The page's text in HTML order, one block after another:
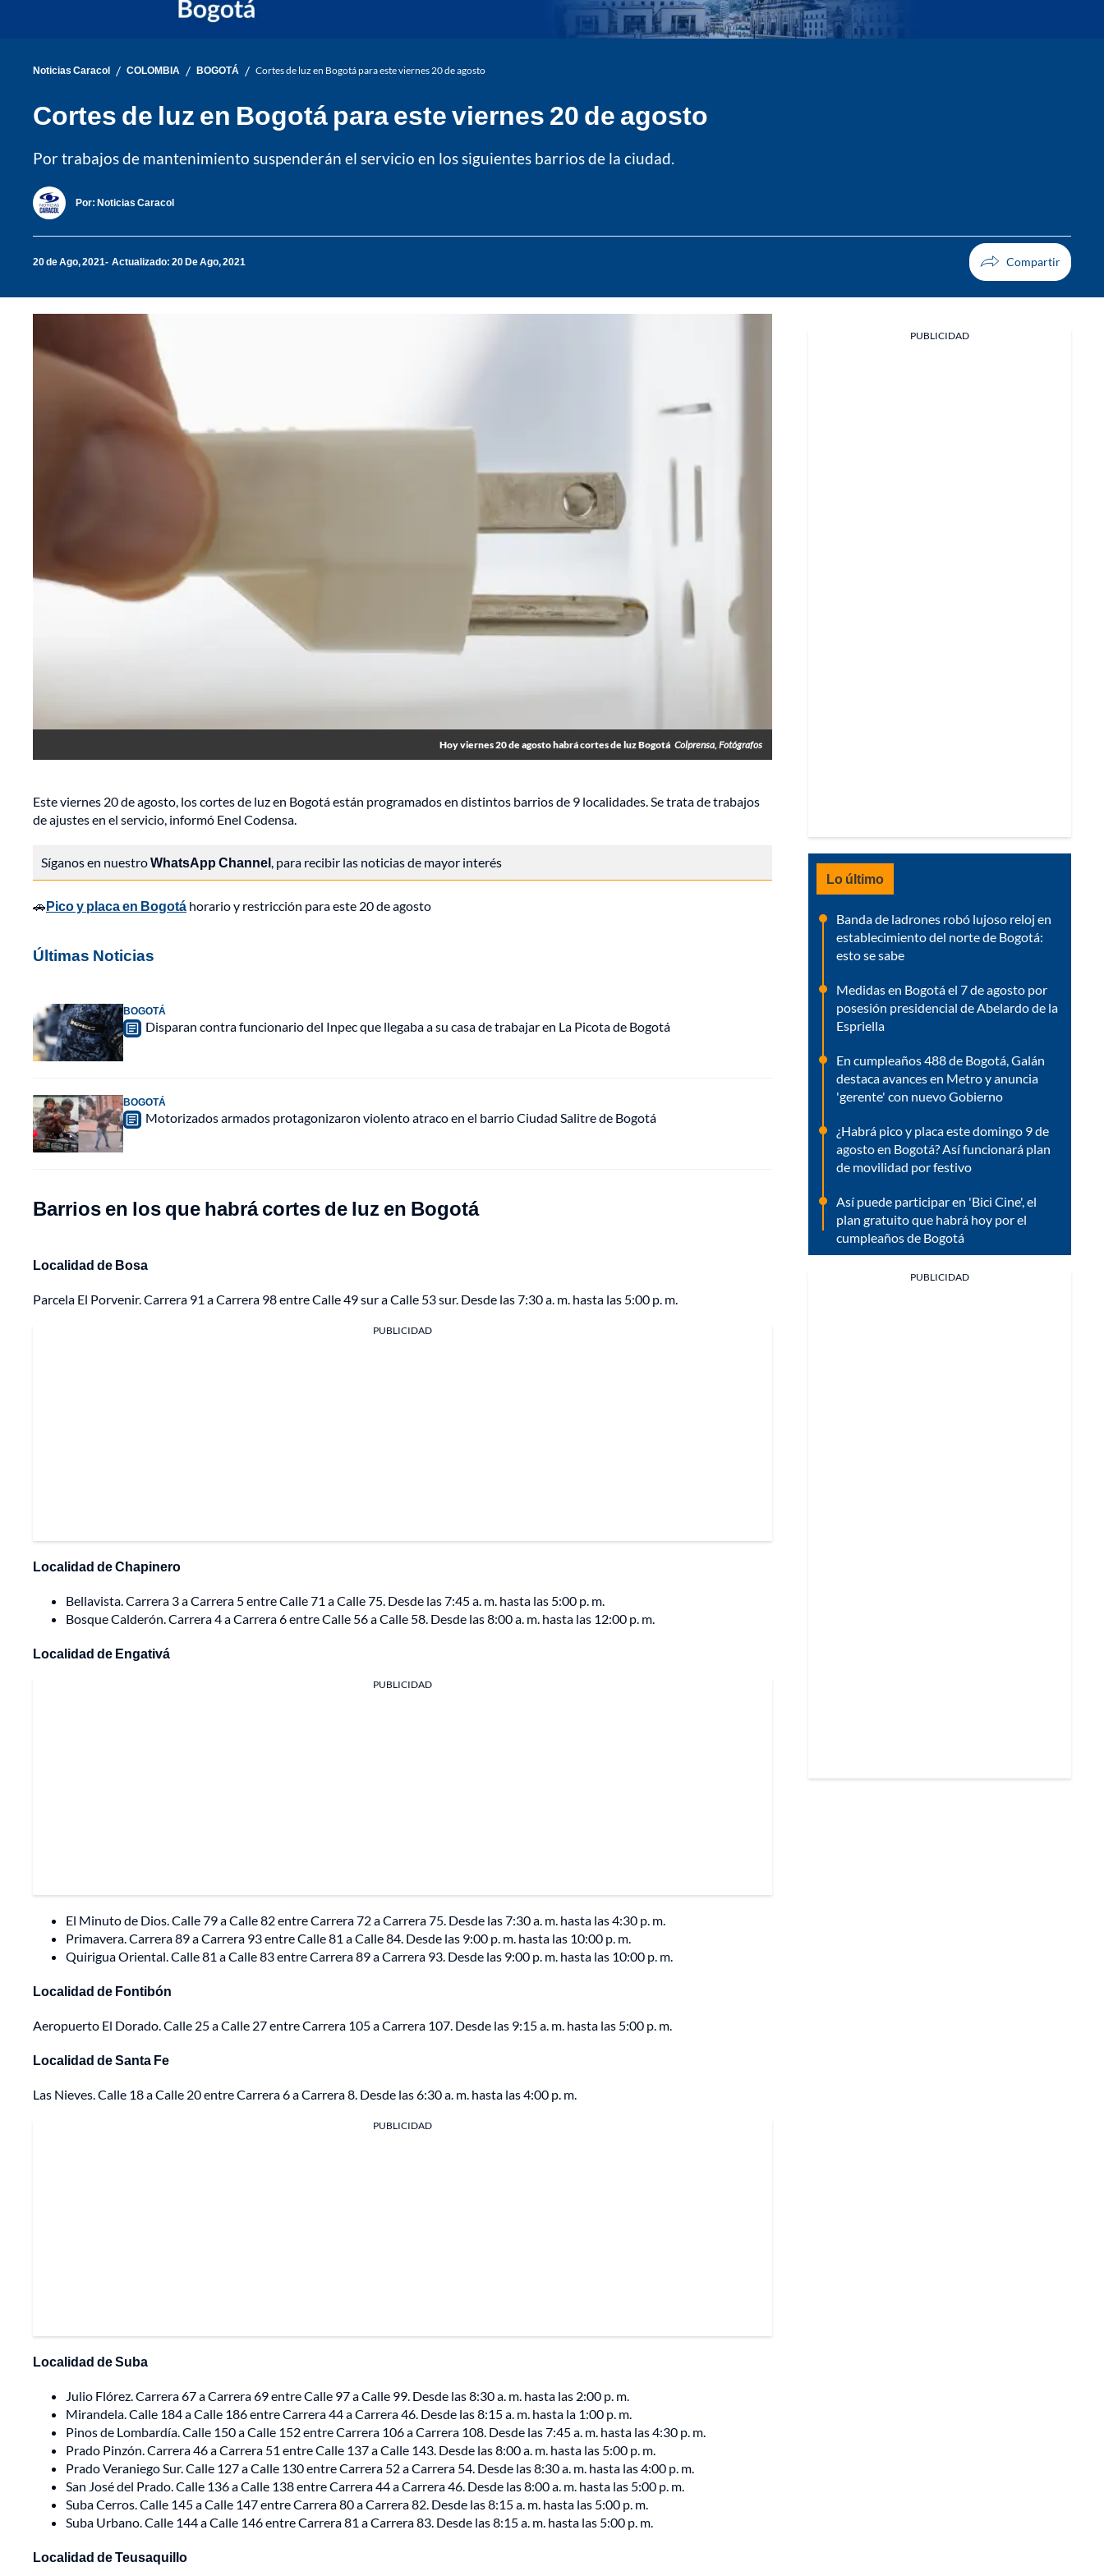
Noticias Caracol / COLOMBIA / BOGOTÁ / Cortes de luz en Bogotá para este viernes 20 de agosto
Cortes de luz en Bogotá para este viernes 20 de agosto
Por trabajos de mantenimiento suspenderán el servicio en los siguientes barrios de la ciudad.
Por: Noticias Caracol
20 de Ago, 2021 Actualizado: 20 De Ago, 2021
Hoy viernes 20 de agosto habrá cortes de luz Bogotá Colprensa, Fotógrafos
Este viernes 20 de agosto, los cortes de luz en Bogotá están programados en distintos barrios de 9 localidades. Se trata de trabajos
de ajustes en el servicio, informó Enel Codensa.
Síganos en nuestroWhatsApp Channel, para recibir las noticias de mayor interés
🚗Pico y placa en Bogotá horario y restricción para este 20 de agosto
Últimas Noticias
BOGOTÁ
Disparan contra funcionario del Inpec que llegaba a su casa de trabajar en La Picota de Bogotá
BOGOTÁ
Motorizados armados protagonizaron violento atraco en el barrio Ciudad Salitre de Bogotá
Barrios en los que habrá cortes de luz en Bogotá
Localidad de Bosa
Parcela El Porvenir. Carrera 91 a Carrera 98 entre Calle 49 sur a Calle 53 sur. Desde las 7:30 a. m. hasta las 5:00 p. m.
PUBLICIDAD
Localidad de Chapinero
Bellavista. Carrera 3 a Carrera 5 entre Calle 71 a Calle 75. Desde las 7:45 a. m. hasta las 5:00 p. m.
Bosque Calderón. Carrera 4 a Carrera 6 entre Calle 56 a Calle 58. Desde las 8:00 a. m. hasta las 12:00 p. m.
Localidad de Engativá
PUBLICIDAD
El Minuto de Dios. Calle 79 a Calle 82 entre Carrera 72 a Carrera 75. Desde las 7:30 a. m. hasta las 4:30 p. m.
Primavera. Carrera 89 a Carrera 93 entre Calle 81 a Calle 84. Desde las 9:00 p. m. hasta las 10:00 p. m.
Quirigua Oriental. Calle 81 a Calle 83 entre Carrera 89 a Carrera 93. Desde las 9:00 p. m. hasta las 10:00 p. m.
Localidad de Fontibón
Aeropuerto El Dorado. Calle 25 a Calle 27 entre Carrera 105 a Carrera 107. Desde las 9:15 a. m. hasta las 5:00 p. m.
Localidad de Santa Fe
Las Nieves. Calle 18 a Calle 20 entre Carrera 6 a Carrera 8. Desde las 6:30 a. m. hasta las 4:00 p. m.
PUBLICIDAD
Localidad de Suba
Julio Flórez. Carrera 67 a Carrera 69 entre Calle 97 a Calle 99. Desde las 8:30 a. m. hasta las 2:00 p. m.
Mirandela. Calle 184 a Calle 186 entre Carrera 44 a Carrera 46. Desde las 8:15 a. m. hasta la 1:00 p. m.
Pinos de Lombardía. Calle 150 a Calle 152 entre Carrera 106 a Carrera 108. Desde las 7:45 a. m. hasta las 4:30 p. m.
Prado Pinzón. Carrera 46 a Carrera 51 entre Calle 137 a Calle 143. Desde las 8:00 a. m. hasta las 5:00 p. m.
Prado Veraniego Sur. Calle 127 a Calle 130 entre Carrera 52 a Carrera 54. Desde las 8:30 a. m. hasta las 4:00 p. m.
San José del Prado. Calle 136 a Calle 138 entre Carrera 44 a Carrera 46. Desde las 8:00 a. m. hasta las 5:00 p. m.
Suba Cerros. Calle 145 a Calle 147 entre Carrera 80 a Carrera 82. Desde las 8:15 a. m. hasta las 5:00 p. m.
Suba Urbano. Calle 144 a Calle 146 entre Carrera 81 a Carrera 83. Desde las 8:15 a. m. hasta las 5:00 p. m.
Localidad de Teusaquillo
PUBLICIDAD
Lo último
Banda de ladrones robó lujoso reloj en
establecimiento del norte de Bogotá:
esto se sabe
Medidas en Bogotá el 7 de agosto por
posesión presidencial de Abelardo de la
Espriella
En cumpleaños 488 de Bogotá, Galán
destaca avances en Metro y anuncia
'gerente' con nuevo Gobierno
¿Habrá pico y placa este domingo 9 de
agosto en Bogotá? Así funcionará plan
de movilidad por festivo
Así puede participar en 'Bici Cine', el
plan gratuito que habrá hoy por el
cumpleaños de Bogotá
PUBLICIDAD